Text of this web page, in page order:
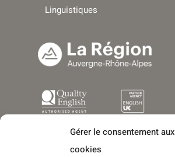
Gérer le consentement aux
cookies
Linguistiques